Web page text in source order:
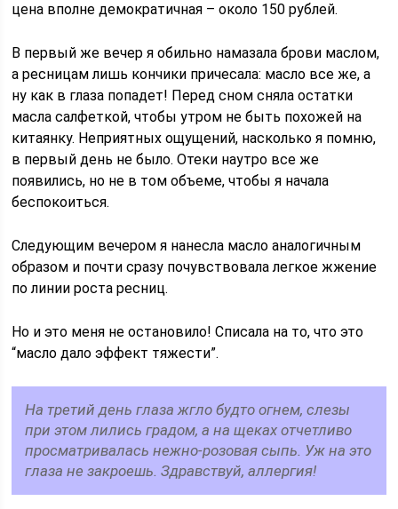
цена вполне демократичная – около 150 рублей.
В первый же вечер я обильно намазала брови маслом,
а ресницам лишь кончики причесала: масло все же, а
ну как в глаза попадет! Перед сном сняла остатки
масла салфеткой, чтобы утром не быть похожей на
китаянку. Неприятных ощущений, насколько я помню,
в первый день не было. Отеки наутро все же
появились, но не в том объеме, чтобы я начала
беспокоиться.
Следующим вечером я нанесла масло аналогичным
образом и почти сразу почувствовала легкое жжение
по линии роста ресниц.
Но и это меня не остановило! Списала на то, что это
“масло дало эффект тяжести”.
На третий день глаза жгло будто огнем, слезы
при этом лились градом, а на щеках отчетливо
просматривалась нежно-розовая сыпь. Уж на это
глаза не закроешь. Здравствуй, аллергия!